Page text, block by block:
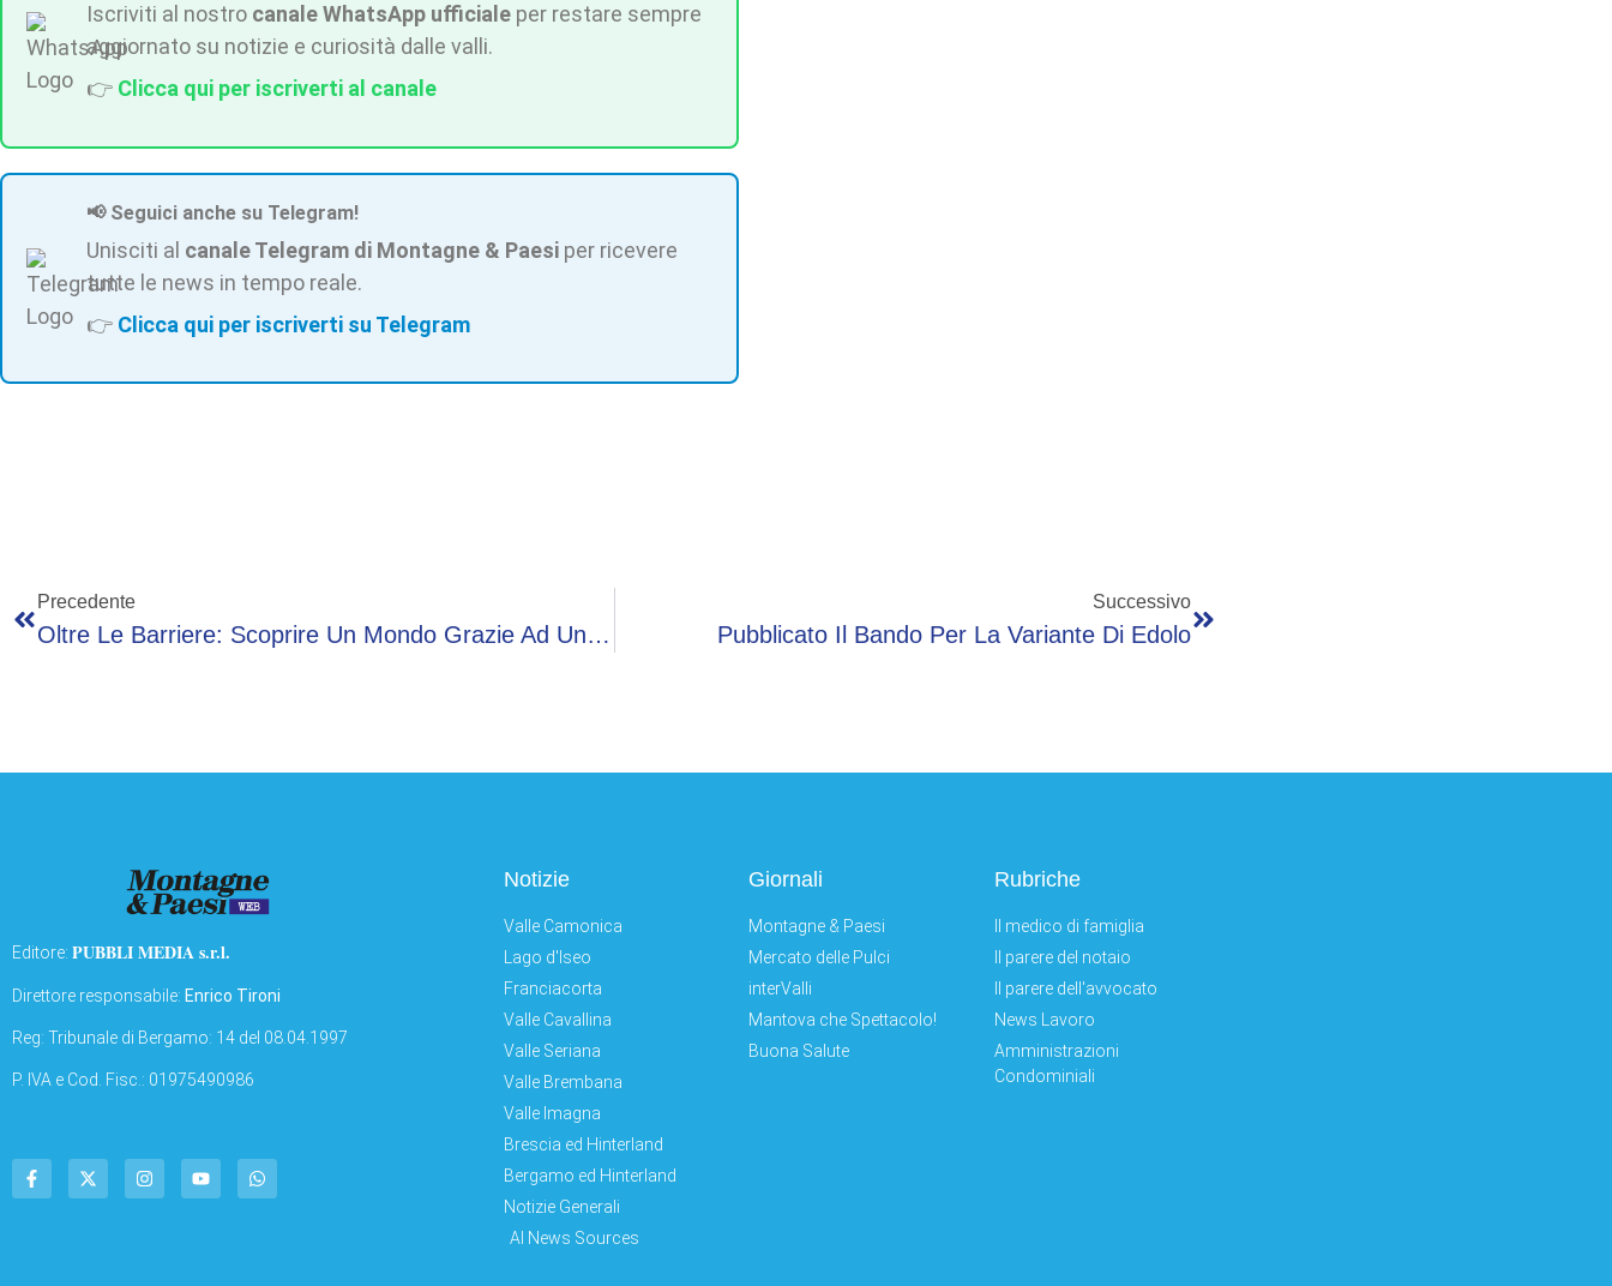
Iscriviti al nostro canale WhatsApp ufficiale per restare sempre
aggiornato su notizie e curiosità dalle valli.
👉 Clicca qui per iscriverti al canale
📢 Seguici anche su Telegram!
Unisciti al canale Telegram di Montagne & Paesi per ricevere
tutte le news in tempo reale.
👉 Clicca qui per iscriverti su Telegram
Precedente
Oltre Le Barriere: Scoprire Un Mondo Grazie Ad Un Po’ Di Attenzione
Successivo
Pubblicato Il Bando Per La Variante Di Edolo
Editore: PUBBLI MEDIA s.r.l.
Direttore responsabile: Enrico Tironi
Reg: Tribunale di Bergamo: 14 del 08.04.1997
P. IVA e Cod. Fisc.: 01975490986
Notizie
Valle Camonica
Lago d'Iseo
Franciacorta
Valle Cavallina
Valle Seriana
Valle Brembana
Valle Imagna
Brescia ed Hinterland
Bergamo ed Hinterland
Notizie Generali
AI News Sources
Giornali
Montagne & Paesi
Mercato delle Pulci
interValli
Mantova che Spettacolo!
Buona Salute
Rubriche
Il medico di famiglia
Il parere del notaio
Il parere dell'avvocato
News Lavoro
Amministrazioni
Condominiali